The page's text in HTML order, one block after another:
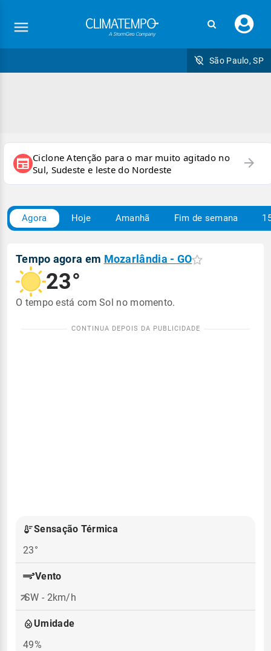
seu
São Paulo, SP
newspaper Ciclone Atenção para o mar muito agitado no
Sul, Sudeste e leste do Nordeste
arrow_forward
Agora Hoje Amanhã Fim de semana
Tempo agora em Mozarlândia - GO
23°
O tempo está com Sol no momento.
Sensação Térmica
23°
Vento
SW - 2km/h
Umidade
49%